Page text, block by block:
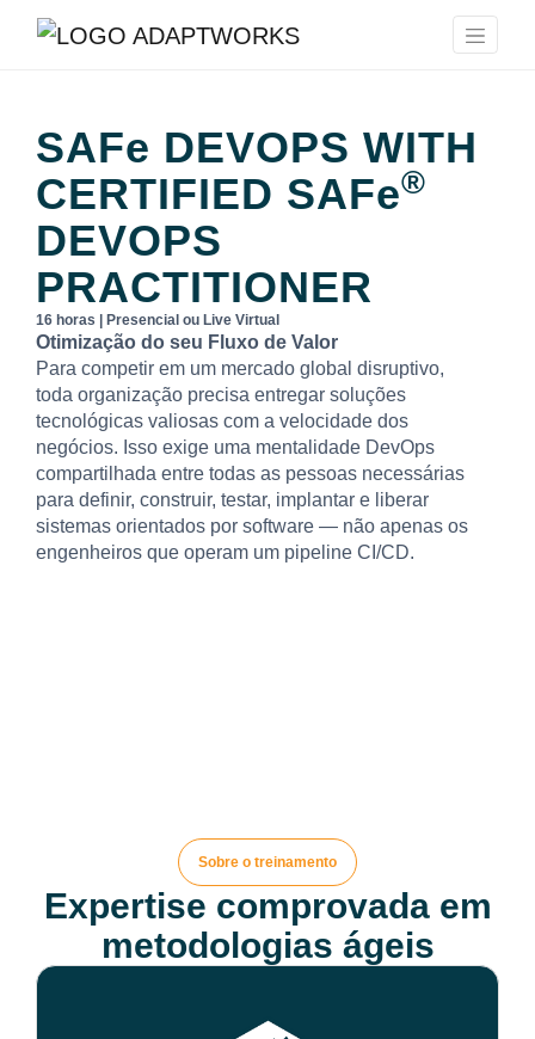
SAFe DEVOPS WITH
CERTIFIED SAFe®
DEVOPS
PRACTITIONER
16 horas | Presencial ou Live Virtual
Otimização do seu Fluxo de Valor
Para competir em um mercado global disruptivo,
toda organização precisa entregar soluções
tecnológicas valiosas com a velocidade dos
negócios. Isso exige uma mentalidade DevOps
compartilhada entre todas as pessoas necessárias
para definir, construir, testar, implantar e liberar
sistemas orientados por software — não apenas os
engenheiros que operam um pipeline CI/CD.
Sobre o treinamento
Expertise comprovada em
metodologias ágeis